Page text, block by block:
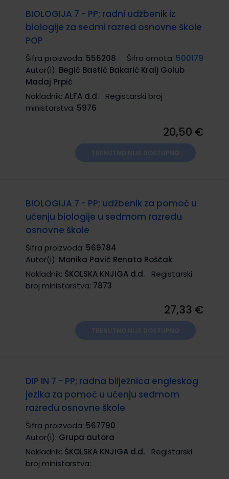
BIOLOGIJA 7 - PP; radni udžbenik iz
biologije za sedmi razred osnovne škole
POP
Šifra proizvoda: 556208 Šifra omota: 500179
Autor(i): Begić Bastić Bakarić Kralj Golub
Madaj Prpić
Nakladnik: ALFA d.d.
Registarski broj
ministarstva: 5976
20,50 €
BIOLOGIJA 7 - PP; udžbenik za pomoć u
učenju biologije u sedmom razredu
osnovne škole
Šifra proizvoda: 569784
Autor(i): Monika Pavić Renata Roščak
Nakladnik: ŠKOLSKA KNJIGA d.d.
Registarski
broj ministarstva: 7873
27,33 €
DIP IN 7 - PP; radna bilježnica engleskog
jezika za pomoć u učenju sedmom
razredu osnovne škole
Šifra proizvoda: 567790
Autor(i): Grupa autora
Nakladnik: ŠKOLSKA KNJIGA d.d.
Registarski
broj ministarstva: